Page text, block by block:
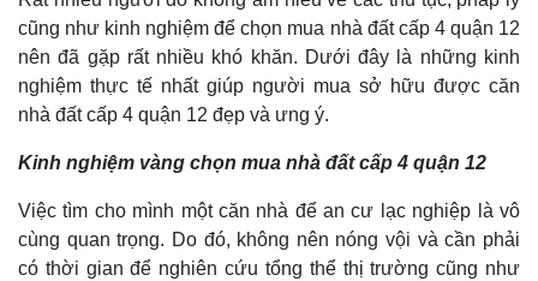
cũng như kinh nghiệm để chọn mua nhà đất cấp 4 quận 12
nên đã gặp rất nhiều khó khăn. Dưới đây là những kinh
nghiệm thực tế nhất giúp người mua sở hữu được căn
nhà đất cấp 4 quận 12 đẹp và ưng ý.
Kinh nghiệm vàng chọn mua nhà đất cấp 4 quận 12
Việc tìm cho mình một căn nhà để an cư lạc nghiệp là vô
cùng quan trọng. Do đó, không nên nóng vội và cần phải
có thời gian để nghiên cứu tổng thể thị trường cũng như